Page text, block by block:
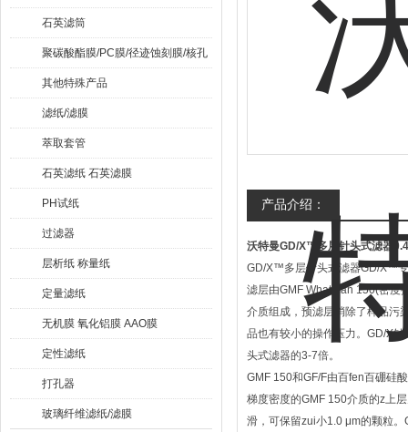
石英滤筒
聚碳酸酯膜/PC膜/径迹蚀刻膜/核孔
膜
其他特殊产品
滤纸/滤膜
萃取套管
石英滤纸 石英滤膜
PH试纸
过滤器
层析纸 称量纸
定量滤纸
无机膜 氧化铝膜 AAO膜
定性滤纸
打孔器
玻璃纤维滤纸/滤膜
产品介绍：
沃特曼GD/X™多层针头式滤器
GD/X™多层针头式滤器GD/X™
滤层由GMF Whatman 150(密度
介质组成，预滤层消除了样品污
品也有较小的操作压力。GD/X
头式滤器的3-7倍。
GMF 150和GF/F由百fen百硼硅
梯度密度的GMF 150介质的z上
滑，可保留zui小1.0 μm的颗粒